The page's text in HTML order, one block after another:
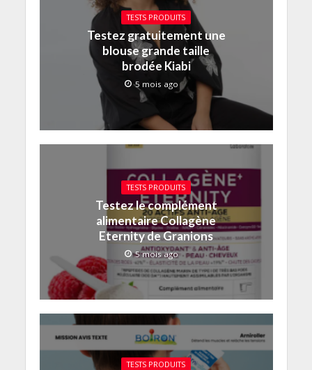
TESTS PRODUITS
Testez gratuitement une
blouse grande taille
brodée Kiabi
5 mois ago
TESTS PRODUITS
Testez le complément
alimentaire Collagène
Eternity de Granions
5 mois ago
TESTS PRODUITS